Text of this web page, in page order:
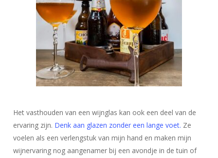
Het vasthouden van een wijnglas kan ook een deel van de
ervaring zijn. Denk aan glazen zonder een lange voet. Ze
voelen als een verlengstuk van mijn hand en maken mijn
wijnervaring nog aangenamer bij een avondje in de tuin of